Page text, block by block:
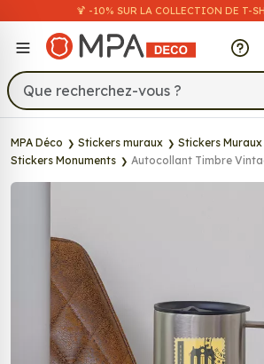
🍹 -10% SUR LA COLLECTION DE T-
MPA Déco
MPA Déco Stickers muraux
Stickers Muraux
Stickers Monuments
Autocollant Timbre